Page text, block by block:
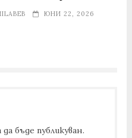
ЮНИ 22, 2026
бъде публикуван.